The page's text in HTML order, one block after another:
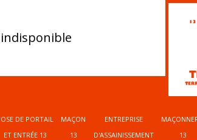
indisponible
DE PORTAIL
ET ENTRÉE 13
MAÇON
13
ENTREPRISE
D'ASSAINISSEMENT
13